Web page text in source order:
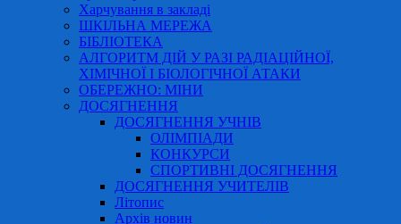
Харчування в закладі
ШКІЛЬНА МЕРЕЖА
БІБЛІОТЕКА
АЛГОРИТМ ДІЙ У РАЗІ РАДІАЦІЙНОЇ,
ХІМІЧНОЇ І БІОЛОГІЧНОЇ АТАКИ
ОБЕРЕЖНО: МІНИ
ДОСЯГНЕННЯ
ДОСЯГНЕННЯ УЧНІВ
ОЛІМПІАДИ
КОНКУРСИ
СПОРТИВНІ ДОСЯГНЕННЯ
ДОСЯГНЕННЯ УЧИТЕЛІВ
Літопис
Архів новин